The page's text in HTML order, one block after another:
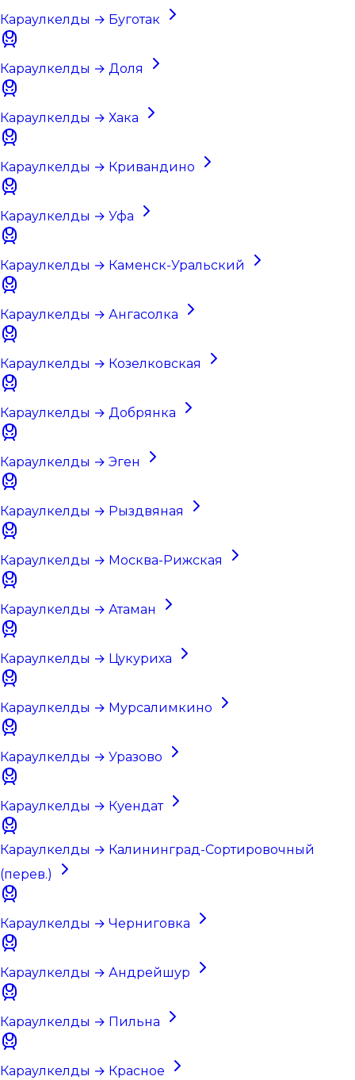
Караулкелды → Буготак
Караулкелды → Доля
Караулкелды → Хака
Караулкелды → Кривандино
Караулкелды → Уфа
Караулкелды → Каменск-Уральский
Караулкелды → Ангасолка
Караулкелды → Козелковская
Караулкелды → Добрянка
Караулкелды → Эген
Караулкелды → Рыздвяная
Караулкелды → Москва-Рижская
Караулкелды → Атаман
Караулкелды → Цукуриха
Караулкелды → Мурсалимкино
Караулкелды → Уразово
Караулкелды → Куендат
Караулкелды → Калининград-Сортировочный
(перев.)
Караулкелды → Черниговка
Караулкелды → Андрейшур
Караулкелды → Пильна
Караулкелды → Красное